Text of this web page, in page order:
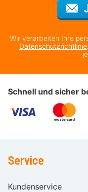
Wir verarbeiten Ihre
Datenschutzrichtlinie
Schnell und sicher
Service
Kundenservice